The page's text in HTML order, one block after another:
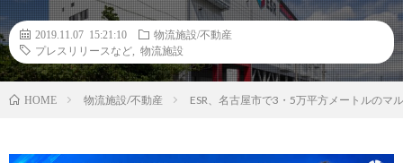
2019.11.07 15:21:10
物流施設/不動産
プレスリリースなど
物流施設
HOME 物流施設/不動産 ESR、名古屋市で3・5万平方メートルのマ